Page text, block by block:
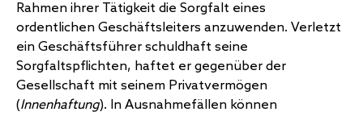
Rahmen ihrer Tätigkeit die Sorgfalt eines
ordentlichen Geschäftsleiters anzuwenden. Verletzt
ein Geschäftsführer schuldhaft seine
Sorgfaltspflichten, haftet er gegenüber der
Gesellschaft mit seinem Privatvermögen
(Innenhaftung). In Ausnahmefällen können